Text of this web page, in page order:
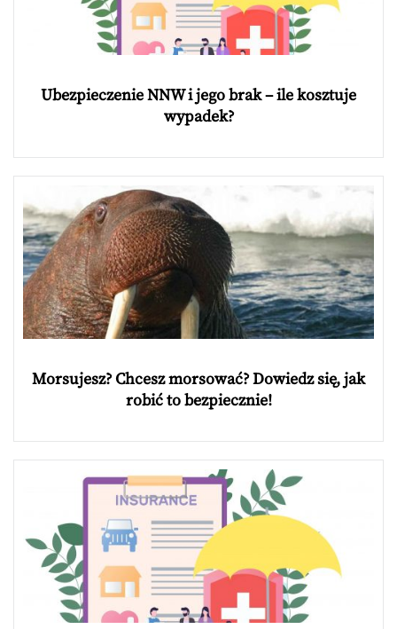
Ubezpieczenie NNW i jego brak – ile kosztuje
wypadek?
Morsujesz? Chcesz morsować? Dowiedz się, jak
robić to bezpiecznie!